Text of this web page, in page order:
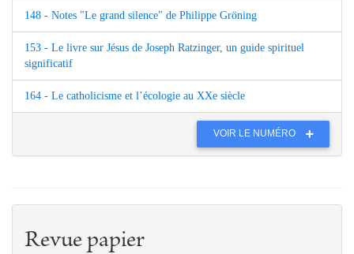
148 - Notes "Le grand silence" de Philippe Gröning
153 - Le livre sur Jésus de Joseph Ratzinger, un guide spirituel
significatif
164 - Le catholicisme et l’écologie au XXe siècle
VOIR LE NUMÉRO
Revue papier